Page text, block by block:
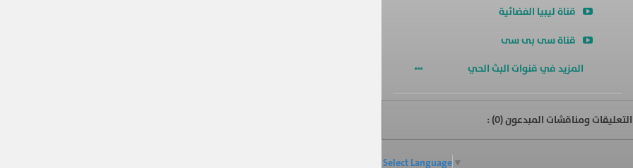
قناة ليبيا الفضائية
قناة سى بى سى
المزيد في قنوات البث الحي
ومناقشات المبدعون (0
) :
Select Language▼